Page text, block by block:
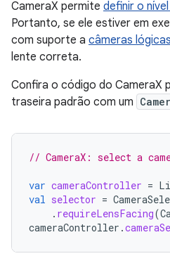
CameraX permite definir o
Portanto, se ele estiver em
com suporte a câmeras lógicas
lente correta.
Confira o código do CameraX
traseira padrão com um
// CameraX: select a
var cameraController =
val selector =
. requireLensFacing(
cameraController .